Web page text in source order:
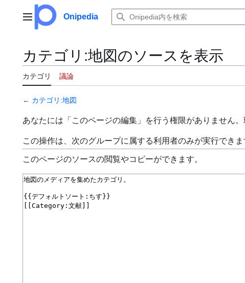
メインメニューOnipedia
カテゴリ:地図のソースを表示
カテゴリ 議論
← カテゴリ:地図
あなたには「このページの編集」を行う権限がありません
この操作は、次のグループに属する利用者のみが実行できま
このページのソースの閲覧やコピーができます。